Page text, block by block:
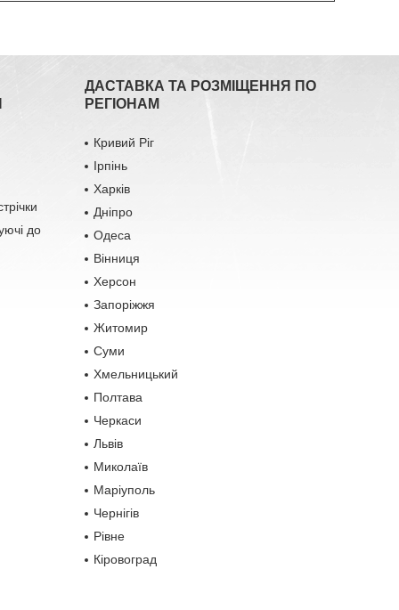
до
ДАСТАВКА ТА РОЗМІЩЕННЯ ПО
РЕГІОНАМ
Кривий Ріг
Ірпінь
Харків
Дніпро
Одеса
Вінниця
Херсон
Запоріжжя
Житомир
Суми
Хмельницький
Полтава
Черкаси
Львів
Миколаїв
Маріуполь
Чернігів
Рівне
Кіровоград